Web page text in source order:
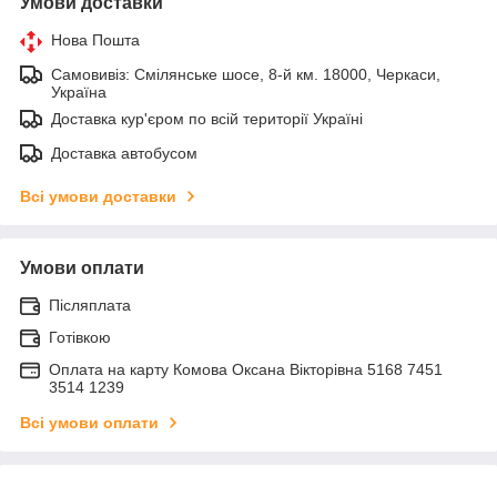
Нова Пошта
Самовивіз: Смілянське шосе, 8-й км. 18000, Черкаси,
Україна
Доставка кур'єром по всій території Україні
Доставка автобусом
Всі умови доставки
Умови оплати
Післяплата
Готівкою
Оплата на карту Комова Оксана Вікторівна 5168 7451
3514 1239
Всі умови оплати